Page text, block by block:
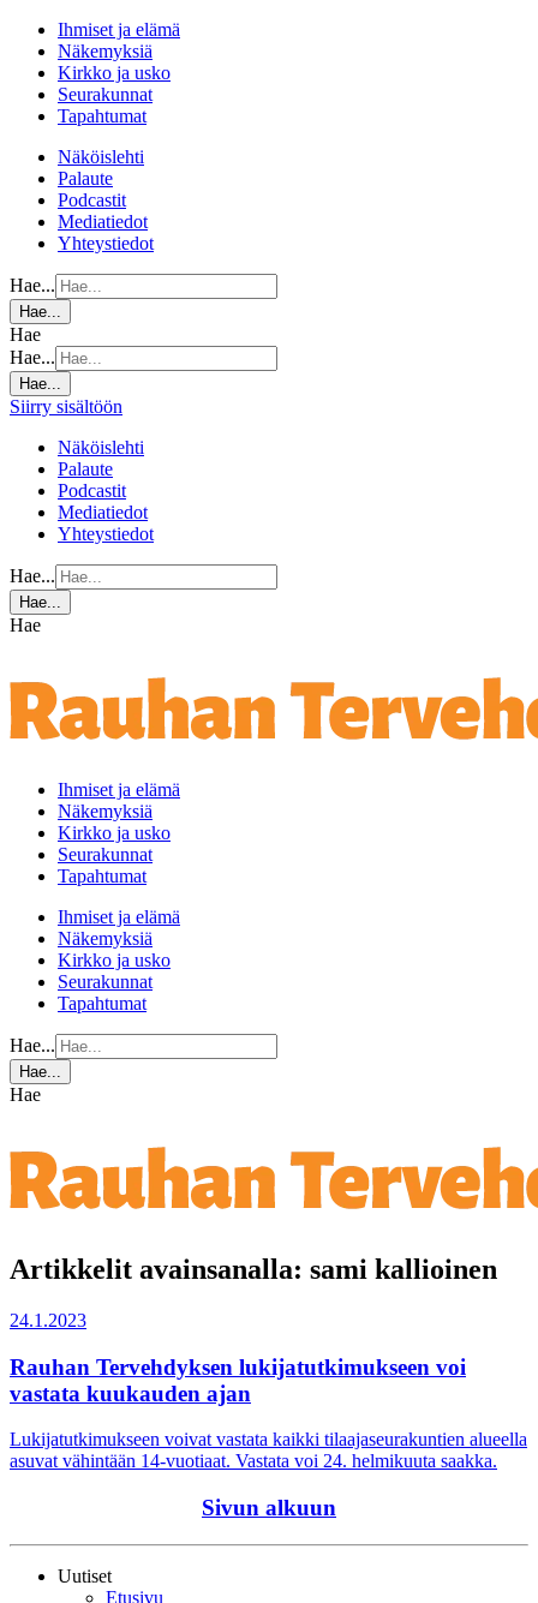
Ihmiset ja elämä
Näkemyksiä
Kirkko ja usko
Seurakunnat
Tapahtumat
Näköislehti
Palaute
Podcastit
Mediatiedot
Yhteystiedot
Hae...
Hae...
Hae
Hae...
Hae...
Siirry sisältöön
Näköislehti
Palaute
Podcastit
Mediatiedot
Yhteystiedot
Hae...
Hae...
Hae
Ihmiset ja elämä
Näkemyksiä
Kirkko ja usko
Seurakunnat
Tapahtumat
Ihmiset ja elämä
Näkemyksiä
Kirkko ja usko
Seurakunnat
Tapahtumat
Hae...
Hae...
Hae
Artikkelit avainsanalla: sami kallioinen
24.1.2023
Rauhan Tervehdyksen lukijatutkimukseen voi
vastata kuukauden ajan
Lukijatutkimukseen voivat vastata kaikki tilaajaseurakuntien alueella
asuvat vähintään 14-vuotiaat. Vastata voi 24. helmikuuta saakka.
Sivun alkuun
Uutiset
Etusivu